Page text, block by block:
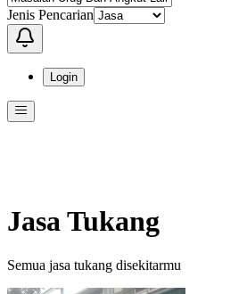
Jenis Pencarian
Login
Jasa Tukang
Semua jasa tukang disekitarmu